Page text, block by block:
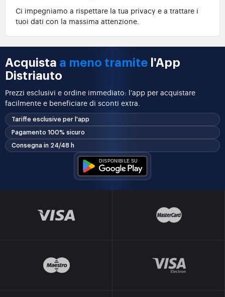
Ci impegniamo a rispettare la tua privacy e a trattare i
tuoi dati con la massima attenzione.
Acquista a meno tramite l'App
Distriauto
Prezzi esclusivi e ordine immediato: l’app per acquistare
facilmente e beneficiare di sconti extra.
Tariffe esclusive per l'app
Pagamento 100% sicuro
Consegna in 24/48 h